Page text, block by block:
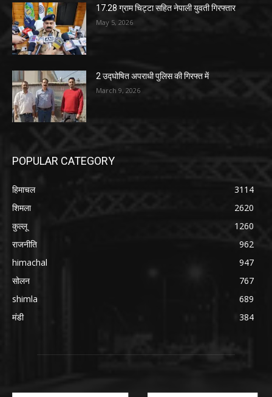
17.28 ग्राम चिट्टा सहित नेपाली युवती गिरफ्तार
May 5, 2026
2 उद्घोषित अपराधी पुलिस की गिरफ्त में
March 9, 2026
POPULAR CATEGORY
हिमाचल
3114
शिमला
2620
कुल्लू
1260
राजनीति
962
himachal
947
सोलन
767
shimla
689
मंडी
384